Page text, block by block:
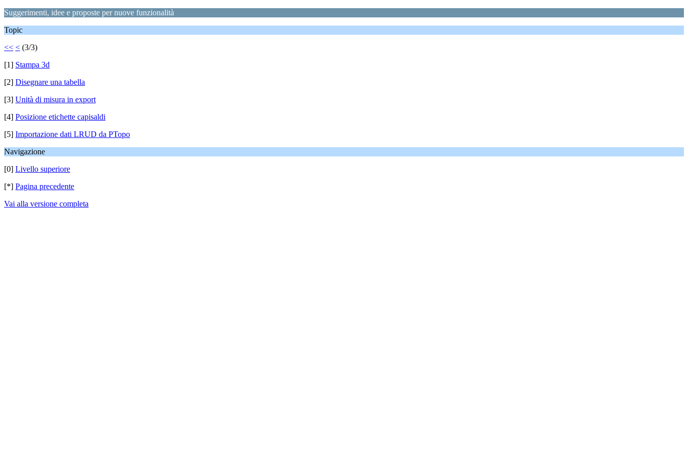
Suggerimenti, idee e proposte per nuove funzionalità
Topic
<< < (3/3)
[1] Stampa 3d
[2] Disegnare una tabella
[3] Unità di misura in export
[4] Posizione etichette capisaldi
[5] Importazione dati LRUD da PTopo
Navigazione
[0] Livello superiore
[*] Pagina precedente
Vai alla versione completa